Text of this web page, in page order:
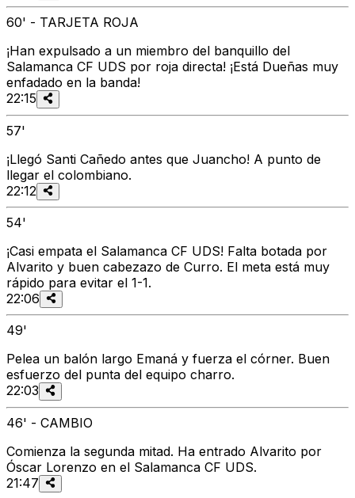
60' - TARJETA ROJA
¡Han expulsado a un miembro del banquillo del
Salamanca CF UDS por roja directa! ¡Está Dueñas muy
enfadado en la banda!
22:15
57'
¡Llegó Santi Cañedo antes que Juancho! A punto de
llegar el colombiano.
22:12
54'
¡Casi empata el Salamanca CF UDS! Falta botada por
Alvarito y buen cabezazo de Curro. El meta está muy
rápido para evitar el 1-1.
22:06
49'
Pelea un balón largo Emaná y fuerza el córner. Buen
esfuerzo del punta del equipo charro.
22:03
46' - CAMBIO
Comienza la segunda mitad. Ha entrado Alvarito por
Óscar Lorenzo en el Salamanca CF UDS.
21:47